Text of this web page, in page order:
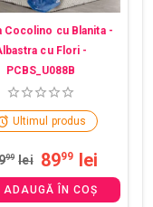
Cocolino cu Blanita -
cu Flori -
PCBS_U088B
Ultimul produs
99 lei 8999 lei
ADAUGĂ ÎN COȘ